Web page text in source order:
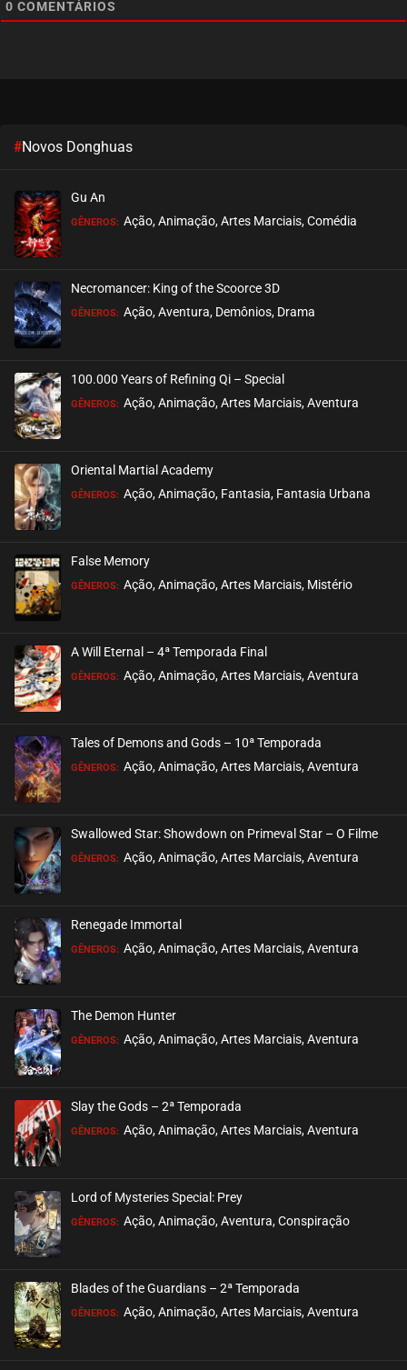
EPISÓDIO 05
EPISÓDIO 02
Yuan Zun
EPISÓDIO 01
0 COMENTÁRIOS
#Novos Donghuas
Gu An
GÊNEROS: Ação, Animação, Artes Marciais, Comédia
Necromancer: King of the Scoorce 3D
GÊNEROS: Ação, Aventura, Demônios, Drama
100.000 Years of Refining Qi – Special
GÊNEROS: Ação, Animação, Artes Marciais, Aventura
Oriental Martial Academy
GÊNEROS: Ação, Animação, Fantasia, Fantasia Urbana
False Memory
GÊNEROS: Ação, Animação, Artes Marciais, Mistério
A Will Eternal – 4ª Temporada Final
GÊNEROS: Ação, Animação, Artes Marciais, Aventura
Tales of Demons and Gods – 10ª Temporada
GÊNEROS: Ação, Animação, Artes Marciais, Aventura
Swallowed Star: Showdown on Primeval Star – O Filme
GÊNEROS: Ação, Animação, Artes Marciais, Aventura
Renegade Immortal
GÊNEROS: Ação, Animação, Artes Marciais, Aventura
The Demon Hunter
GÊNEROS: Ação, Animação, Artes Marciais, Aventura
Slay the Gods – 2ª Temporada
GÊNEROS: Ação, Animação, Artes Marciais, Aventura
Lord of Mysteries Special: Prey
GÊNEROS: Ação, Animação, Aventura, Conspiração
Blades of the Guardians – 2ª Temporada
GÊNEROS: Ação, Animação, Artes Marciais, Aventura